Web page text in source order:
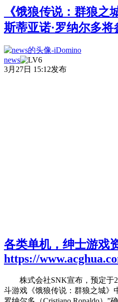
《饿狼传说：群狼之
斯蒂亚诺·罗纳尔多将
news
3月27日 15:12发布
各类单机，绅士游戏
https://
株式会社SNK宣布，预定于
斗游戏《饿狼传说：群狼之城》